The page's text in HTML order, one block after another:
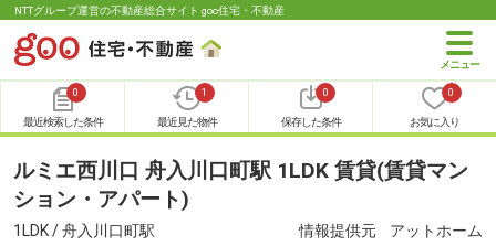
NTTグループ運営の不動産総合サイト goo住宅・不動産
0
最近検索した条件
1
最近見た物件
0
保存した条件
0
お気に入り
ルミエ西川口 舟入川口町駅 1LDK 賃貸(賃貸マン
ション・アパート)
1LDK / 舟入川口町駅 情報提供元 アットホーム